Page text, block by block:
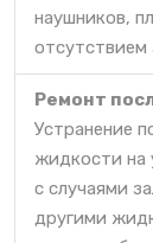
наушников,
отсутствием
Ремонт
Устранение
жидкости на
с случаями
другими